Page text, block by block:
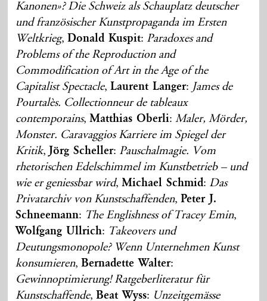
Kanonen»? Die Schweiz als Schauplatz deutscher
und französischer Kunstpropaganda im Ersten
Weltkrieg,Donald Kuspit: Paradoxes and
Problems of the Reproduction and
Commodification of Art in the Age of the
Capitalist Spectacle,Laurent Langer: James de
Pourtalès. Collectionneur de tableaux
contemporains,Matthias Oberli:Maler, Mörder,
Monster. Caravaggios Karriere im Spiegel der
Kritik, Jörg Scheller: Pauschalmagie. Vom
rhetorischen Edelschimmel im Kunstbetrieb – und
wie er geniessbar wird,Michael Schmid: Das
Privatarchiv von Kunstschaffenden,Peter J.
Schneemann: The Englishness of Tracey Emin,
Wolfgang Ullrich: Takeovers und
Deutungsmonopole? Wenn Unternehmen Kunst
konsumieren,Bernadette Walter:
Gewinnoptimierung! Ratgeberliteratur für
Kunstschaffende,Beat Wyss: Unzeitgemässe